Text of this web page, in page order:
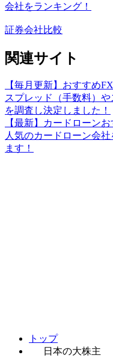
会社をランキング！
証券会社比較
関連サイト
【毎月更新】おすすめ
スプレッド（手数料）
を調査し決定しました！
【最新】カードローン
人気のカードローン会
ます！
トップ
日本の大株主